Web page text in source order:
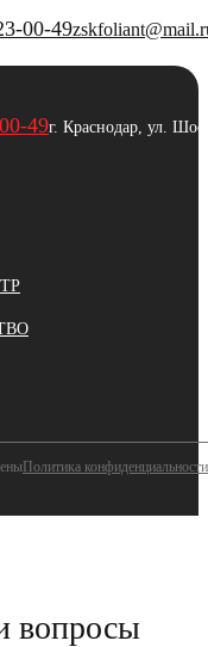
00-49
49г. Краснодар, ул.
Политика конфиденциальности
вопросы